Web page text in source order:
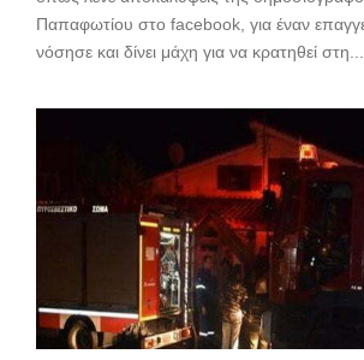
Παπαφωτίου στο facebook, για έναν
νόσησε και δίνει μάχη για να κρατηθεί